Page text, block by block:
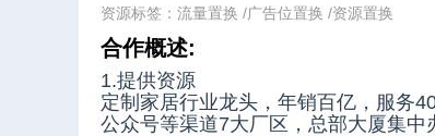
资源标签： 流量置换 /广告位置换 /资源置换
合作概述:
1.提供资源
定制家居行业龙头，年销百亿，服务
公众号等渠道7大厂区，总部大厦集